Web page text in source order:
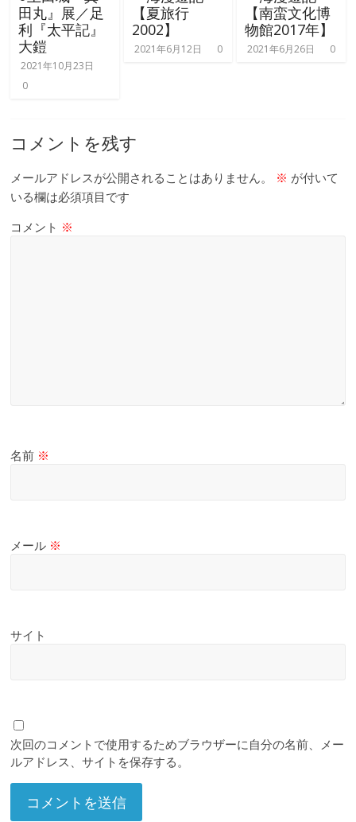
田丸』展／足
利『太平記』
大鎧
2021年10月23日
0
【夏旅行
2002】
2021年6月12日 0
【南蛮文化博
物館2017年】
2021年6月26日 0
コメントを残す
メールアドレスが公開されることはありません。 ※ が付いて
いる欄は必須項目です
コメント ※
名前 ※
メール ※
サイト
次回のコメントで使用するためブラウザーに自分の名前、メー
ルアドレス、サイトを保存する。